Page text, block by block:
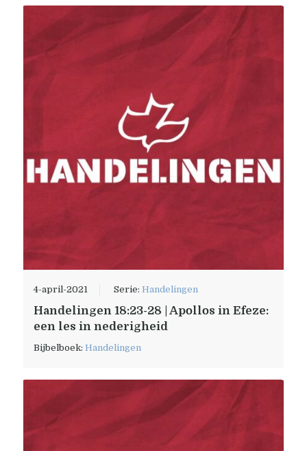
4-april-2021 Serie:Handelingen
Handelingen 18:23-28 | Apollos in Efeze:
een les in nederigheid
Bijbelboek:Handelingen